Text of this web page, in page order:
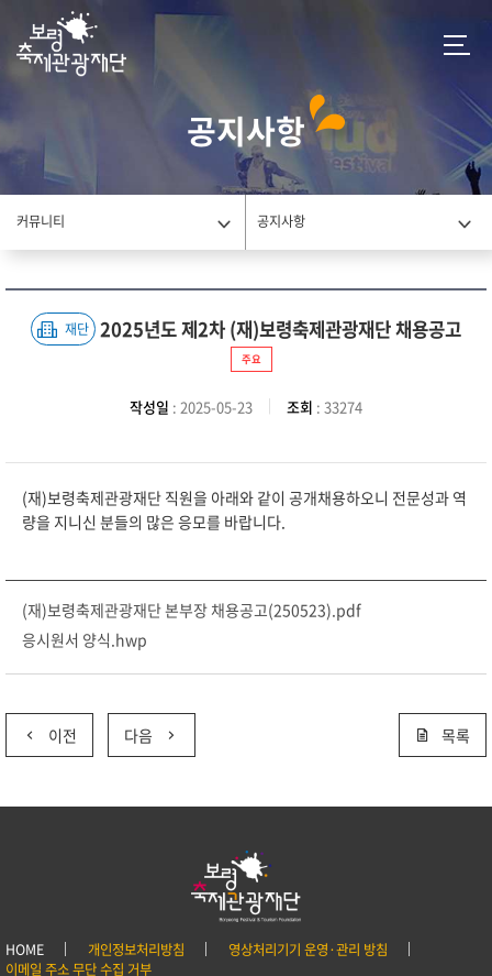
공지사항
커뮤니티 공지사항
재단 2025년도 제2차 (재)보령축제관광재단 채용공고
주요
작성일 : 2025-05-23 조회 : 33274
(재)보령축제관광재단 직원을 아래와 같이 공개채용하오니 전문성과 역
량을 지니신 분들의 많은 응모를 바랍니다.
(재)보령축제관광재단 본부장 채용공고(250523).pdf
응시원서 양식.hwp
이전 다음 목록
HOME 개인정보처리방침
영상처리기기 운영·관리 방침
이메일 주소 무단 수집 거부